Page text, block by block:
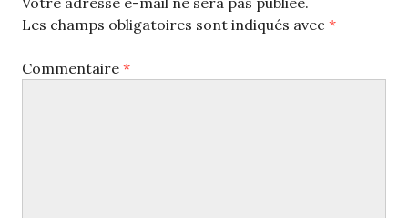
Les champs obligatoires sont indiqués avec *
Commentaire *